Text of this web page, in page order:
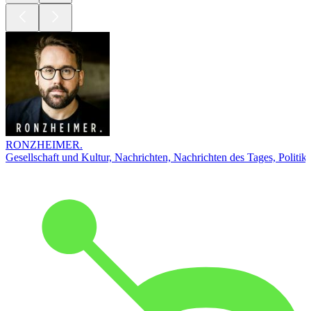
RONZHEIMER.
Gesellschaft und Kultur, Nachrichten, Nachrichten des Tages, Politik